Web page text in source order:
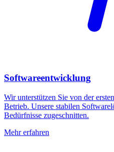
Softwareentwicklung
Wir unterstützen Sie von der
Betrieb. Unsere stabilen
Bedürfnisse zugeschnitten.
Mehr erfahren